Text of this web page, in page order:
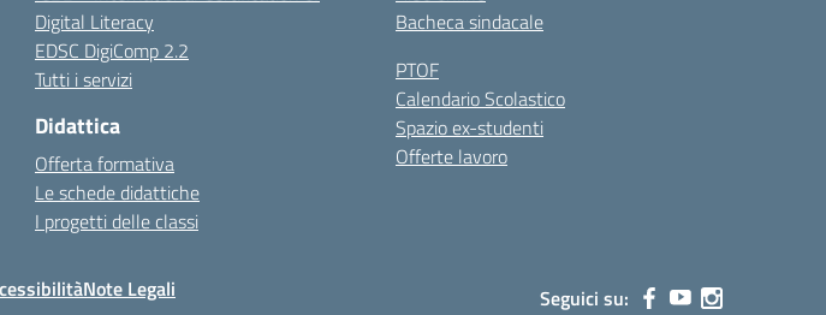
Digital Literacy
EDSC DigiComp 2.2
Tutti i servizi
Didattica
Offerta formativa
Le schede didattiche
I progetti delle classi
Bacheca sindacale
PTOF
Calendario Scolastico
Spazio ex-studenti
Offerte lavoro
Note Legali Seguici su: